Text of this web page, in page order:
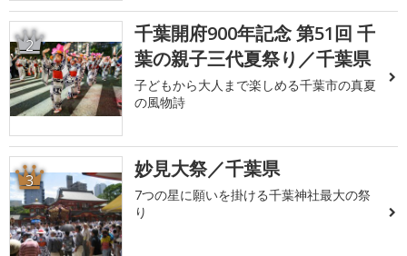
2
千葉開府900年記念 第51回 千
葉の親子三代夏祭り／千葉県
子どもから大人まで楽しめる千葉市の真夏
の風物詩
3 妙見大祭／千葉県
7つの星に願いを掛ける千葉神社最大の祭
り